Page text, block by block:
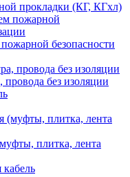
прокладки (КГ, КГхл)
безопасности
без изоляции
плитка, лента